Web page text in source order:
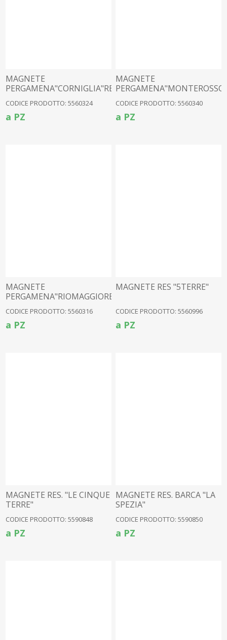
MAGNETE
PERGAMENA"CORNIGLIA"RESINA
CODICE PRODOTTO: 5560324
a PZ
MAGNETE
CODICE PRODOTTO: 5560340
a PZ
MAGNETE
PERGAMENA"RIOMAGGIORE"RES.
CODICE PRODOTTO: 5560316
a PZ
MAGNETE RES "5TERRE"
CODICE PRODOTTO: 5560996
a PZ
MAGNETE RES. "LE CINQUE
TERRE"
CODICE PRODOTTO: 5590848
a PZ
MAGNETE RES. BARCA "LA
SPEZIA"
CODICE PRODOTTO: 5590850
a PZ